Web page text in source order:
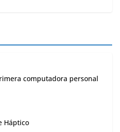
computadora personal
Háptico